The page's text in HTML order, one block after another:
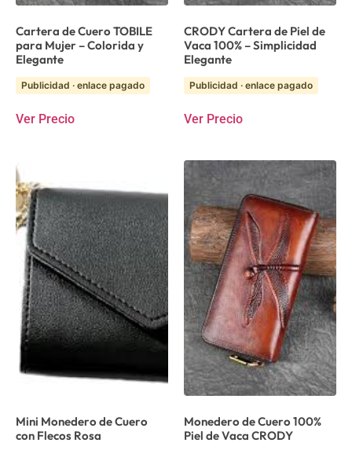
Cartera de Cuero TOBILE
para Mujer – Colorida y
Elegante
Publicidad · enlace pagado
Ver Precio
CRODY Cartera de Piel de
Vaca 100% – Simplicidad
Elegante
Publicidad · enlace pagado
Ver Precio
Mini Monedero de Cuero
con Flecos Rosa
Monedero de Cuero 100%
Piel de Vaca CRODY